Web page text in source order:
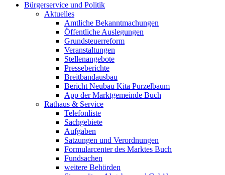
Bürgerservice und Politik
Aktuelles
Amtliche Bekanntmachungen
Öffentliche Auslegungen
Grundsteuerreform
Veranstaltungen
Stellenangebote
Presseberichte
Breitbandausbau
Bericht Neubau Kita Purzelbaum
App der Marktgemeinde Buch
Rathaus & Service
Telefonliste
Sachgebiete
Aufgaben
Satzungen und Verordnungen
Formularcenter des Marktes Buch
Fundsachen
weitere Behörden